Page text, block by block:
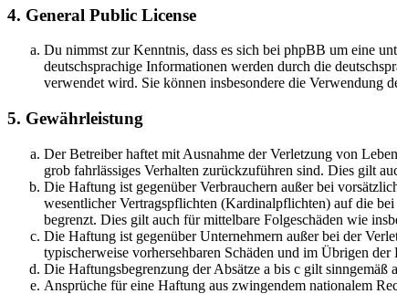
4. General Public License
Du nimmst zur Kenntnis, dass es sich bei phpBB um eine
deutschsprachige Informationen werden durch die
verwendet wird. Sie können insbesondere die Verwendung
5. Gewährleistung
Der Betreiber haftet mit Ausnahme der Verletzung von
grob fahrlässiges Verhalten zurückzuführen sind. Dies gilt
Die Haftung ist gegenüber Verbrauchern außer bei
wesentlicher Vertragspflichten (Kardinalpflichten) auf die
begrenzt. Dies gilt auch für mittelbare Folgeschäden wie
Die Haftung ist gegenüber Unternehmern außer bei der
typischerweise vorhersehbaren Schäden und im Übrigen
Die Haftungsbegrenzung der Absätze a bis c gilt
Ansprüche für eine Haftung aus zwingendem nationalem